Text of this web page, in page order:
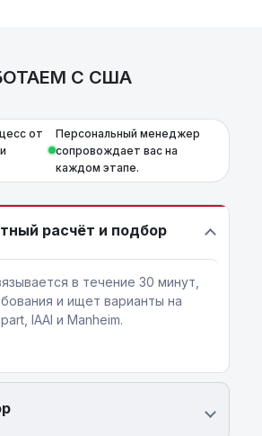
С США
от
Персональный менеджер
сопровождает вас на
каждом этапе.
расчёт и подбор
в течение 30 минут,
и ищет варианты на
IAAI и Manheim.